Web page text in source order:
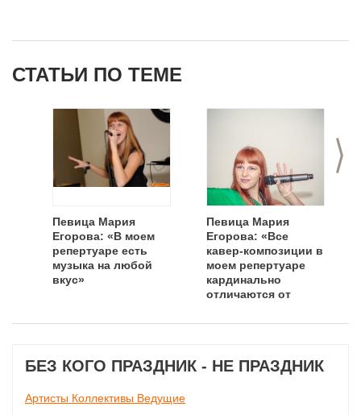
СТАТЬИ ПО ТЕМЕ
>
Певица Мария
Егорова: «В моем
репертуаре есть
музыка на любой
вкус»
Певица Мария
Егорова: «Все
кавер-композиции в
моем репертуаре
кардинально
отличаются от
БЕЗ КОГО ПРАЗДНИК - НЕ ПРАЗДНИК
Артисты Коллективы Ведущие